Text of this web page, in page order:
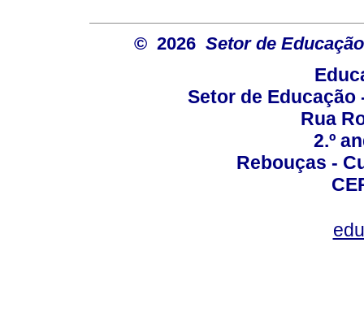
© 2026 Setor de
Setor de Educação
Rua
2.º
Rebouças -